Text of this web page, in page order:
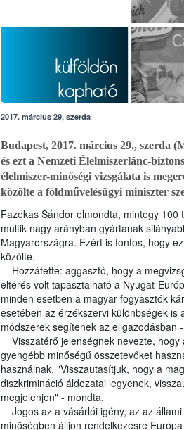
2017. március 29, szerda
Budapest, 2017. március 29., szerda
és ezt a Nemzeti Élelmiszerlánc-
élelmiszer-minőségi vizsgálata is
közölte a földművelésügyi miniszter
Fazekas Sándor elmondta, mintegy
multik nagy arányban gyártanak
Magyarországra. Ezért is fontos, hogy
közölte.
Hozzátette: aggasztó, hogy a
eltérés volt tapasztalható a Nyugat-
minden esetben a magyar fogyasztók
esetében az érzékszervi különbségek
módszerek segítenek az eligazodásban
Visszatérő jelenségnek nevezte, hogy
gyengébb minőségű összetevőket
használnak. "Visszautasítjuk, hogy a
diszkrimináció áldozatai legyenek,
megjelenjen" - mondta.
Jogos az a vásárlói igény, az az
minőségben álljon rendelkezésre